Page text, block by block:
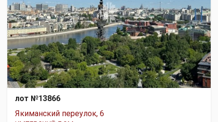
лот №13866
Якиманский переулок, 6